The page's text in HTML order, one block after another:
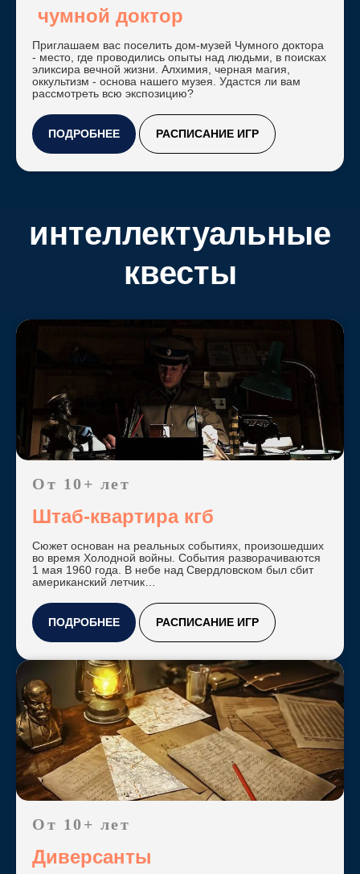
чумной доктор
Приглашаем вас поселить дом-музей Чумного доктора
- место, где проводились опыты над людьми, в поисках
эликсира вечной жизни. Алхимия, черная магия,
оккультизм - основа нашего музея. Удастся ли вам
рассмотреть всю экспозицию?
ПОДРОБНЕЕ РАСПИСАНИЕ ИГР
интеллектуальные
квесты
От 10+ лет
Штаб-квартира кгб
Сюжет основан на реальных событиях, произошедших
во время Холодной войны. События разворачиваются
1 мая 1960 года. В небе над Свердловском был сбит
американский летчик…
ПОДРОБНЕЕ РАСПИСАНИЕ ИГР
От 10+ лет
Диверсанты
Контакты
контакты
телефон:+7 3452 58-
89-88
WhatsApp:+7 922 486-
88-66
Email:
mq_tmn@mail.ru
адрес:
г. Тюмень, ул.
Дружбы, 75
часы работы: 9:00 -
по предварительной
вход справа от